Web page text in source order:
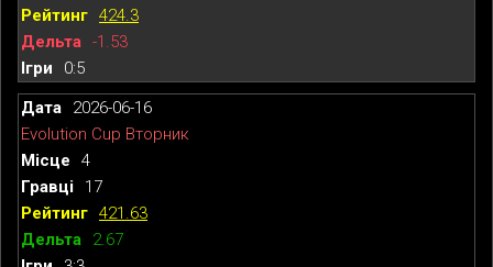
424.3
-1.53
0:5
2026-06-16
Evolution Cup Вторник
4
17
421.63
2.67